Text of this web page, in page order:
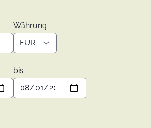
Währung
bis